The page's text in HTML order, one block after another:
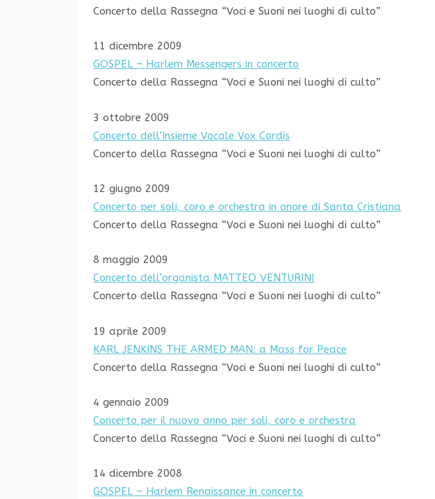
Concerto della Rassegna “Voci e Suoni nei luoghi di culto”
11 dicembre 2009
GOSPEL – Harlem Messengers in concerto
Concerto della Rassegna “Voci e Suoni nei luoghi di culto”
3 ottobre 2009
Concerto dell’Insieme Vocale Vox Cordis
Concerto della Rassegna “Voci e Suoni nei luoghi di culto”
12 giugno 2009
Concerto per soli, coro e orchestra in onore di Santa Cristiana
Concerto della Rassegna “Voci e Suoni nei luoghi di culto”
8 maggio 2009
Concerto dell’organista MATTEO VENTURINI
Concerto della Rassegna “Voci e Suoni nei luoghi di culto”
19 aprile 2009
KARL JENKINS THE ARMED MAN: a Mass for Peace
Concerto della Rassegna “Voci e Suoni nei luoghi di culto”
4 gennaio 2009
Concerto per il nuovo anno per soli, coro e orchestra
Concerto della Rassegna “Voci e Suoni nei luoghi di culto”
14 dicembre 2008
GOSPEL – Harlem Renaissance in concerto